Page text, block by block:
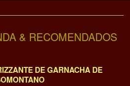
& RECOMENDADOS
DE GARNACHA DE